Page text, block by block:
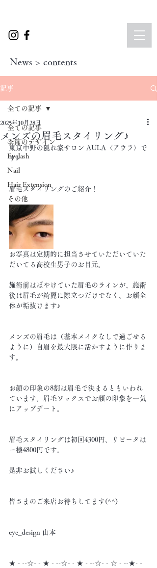
News > contents
記事
全ての記事
季節のデザイン
Eyelash
Nail
Hair Extension
その他
全ての記事
メンズの眉毛スタイリング♪
2025年10月28日
東京中野の隠れ家サロン AULA〈アウラ〉で
す♪
眉毛スタイリングのご紹介！
お写真は定期的に担当させていただいていた
だいてる高校生男子のお目元。
施術前はぼやけていた眉毛のラインが、施術
後は眉毛が綺麗に際立つだけでなく、お顔全
体が垢抜けます♪
メンズの眉毛は（基本メイクなしで過ごせる
ように）自眉を最大限に活かすように作りま
す。
お顔の印象の8割は眉毛で決まるともいわれ
ています。眉毛ワックスでお顔の印象を一気
にアップデート。
眉毛スタイリングは初回4300円、リピータは
ー様4800円です。
是非お試しください♪
皆さまのご来店お待ちしてます(^^)
eye_design 山本
★ - --☆- - ★ - --☆- - ★ - --☆- - ☆ - --★- -